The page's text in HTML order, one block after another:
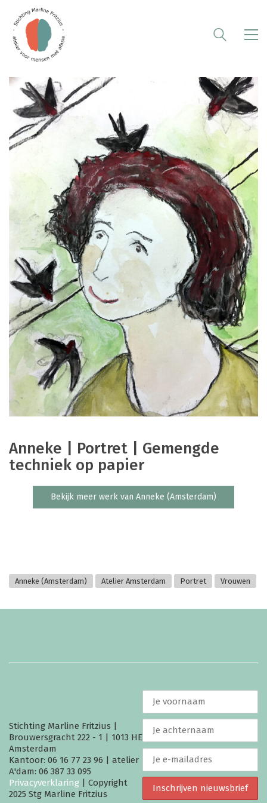
Anneke | Portret | Gemengde
techniek op papier
Bekijk meer werk van Anneke (Amsterdam)
Anneke (Amsterdam) Atelier Amsterdam Portret Vrouwen
Stichting Marline Fritzius |
Brouwersgracht 222 - 1 | 1013 HE
Amsterdam
Kantoor: 06 16 77 23 96 | atelier
A'dam: 06 387 33 095
Privacyverklaring | Copyright
2025 Stg Marline Fritzius